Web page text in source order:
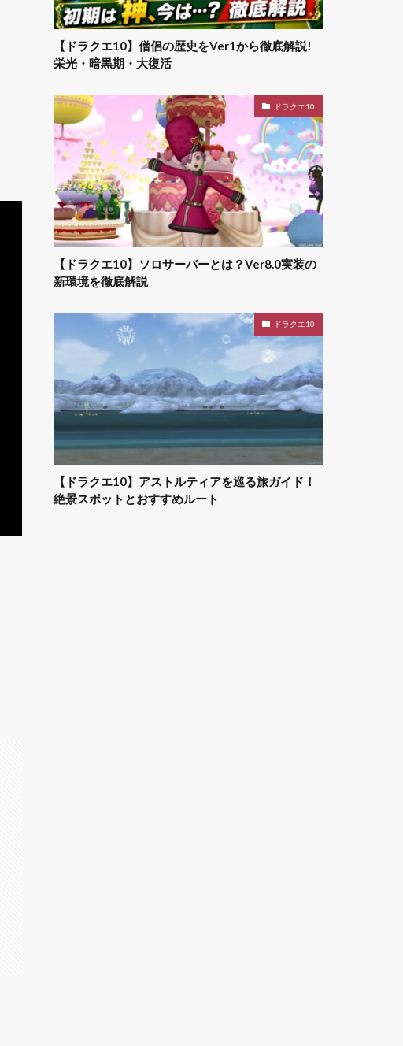
【ドラクエ10】僧侶の歴史をVer1から徹底解説!
栄光・暗黒期・大復活
ドラクエ10
【ドラクエ10】ソロサーバーとは？Ver8.0実装の
新環境を徹底解説
ドラクエ10
【ドラクエ10】アストルティアを巡る旅ガイド！
絶景スポットとおすすめルート